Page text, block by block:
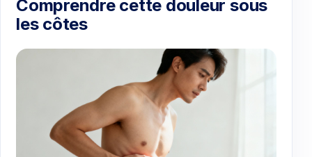
Comprendre cette douleur sous
les côtes